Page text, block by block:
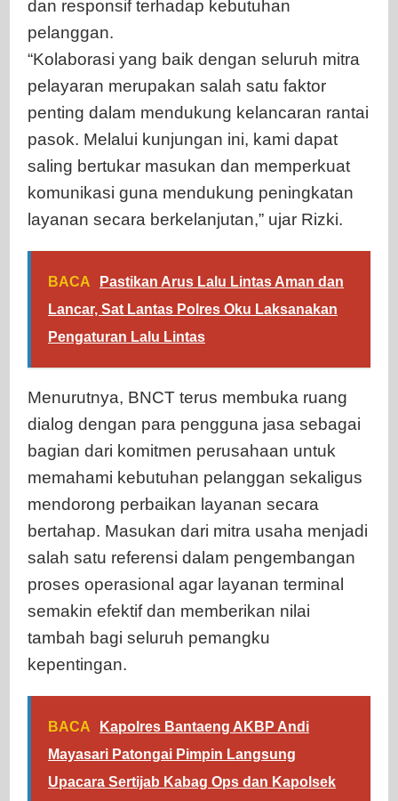
dan responsif terhadap kebutuhan
pelanggan.
“Kolaborasi yang baik dengan seluruh mitra
pelayaran merupakan salah satu faktor
penting dalam mendukung kelancaran rantai
pasok. Melalui kunjungan ini, kami dapat
saling bertukar masukan dan memperkuat
komunikasi guna mendukung peningkatan
layanan secara berkelanjutan,” ujar Rizki.
BACA
Pastikan Arus Lalu Lintas Aman dan
Lancar, Sat Lantas Polres Oku Laksanakan
Pengaturan Lalu Lintas
Menurutnya, BNCT terus membuka ruang
dialog dengan para pengguna jasa sebagai
bagian dari komitmen perusahaan untuk
memahami kebutuhan pelanggan sekaligus
mendorong perbaikan layanan secara
bertahap. Masukan dari mitra usaha menjadi
salah satu referensi dalam pengembangan
proses operasional agar layanan terminal
semakin efektif dan memberikan nilai
tambah bagi seluruh pemangku
kepentingan.
BACA
Kapolres Bantaeng AKBP Andi
Mayasari Patongai Pimpin Langsung
Upacara Sertijab Kabag Ops dan Kapolsek